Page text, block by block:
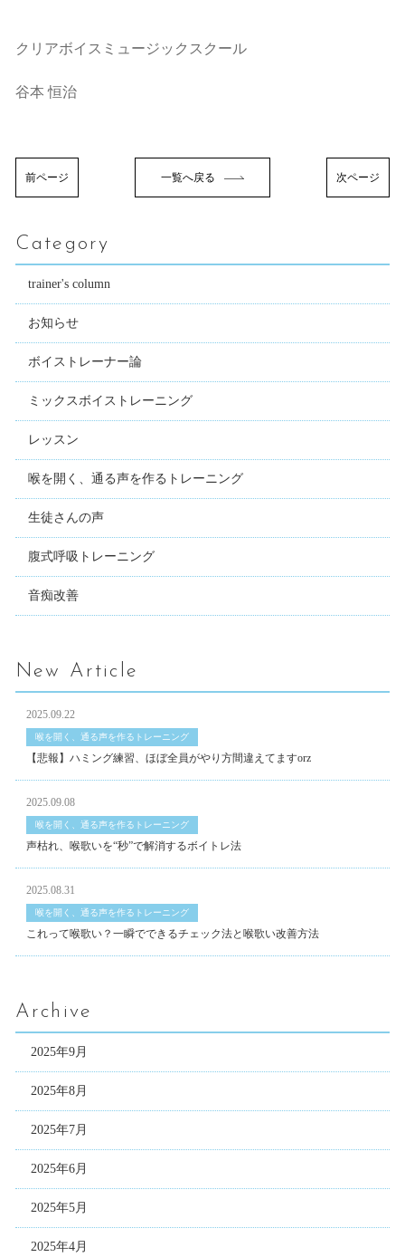
クリアボイスミュージックスクール
谷本 恒治
前ページ 一覧へ戻る 次ページ
Category
trainer's column
お知らせ
ボイストレーナー論
ミックスボイストレーニング
レッスン
喉を開く、通る声を作るトレーニング
生徒さんの声
腹式呼吸トレーニング
音痴改善
New Article
2025.09.22
喉を開く、通る声を作るトレーニング
【悲報】ハミング練習、ほぼ全員がやり方間違えてますorz
2025.09.08
喉を開く、通る声を作るトレーニング
声枯れ、喉歌いを“秒”で解消するボイトレ法
2025.08.31
喉を開く、通る声を作るトレーニング
これって喉歌い？一瞬でできるチェック法と喉歌い改善方法
Archive
2025年9月
2025年8月
2025年7月
2025年6月
2025年5月
2025年4月